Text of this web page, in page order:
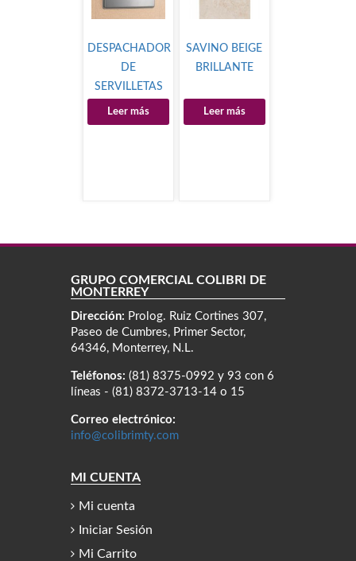
DESPACHADOR
DE
SERVILLETAS
SANITARIAS
Leer más
SAVINO BEIGE
BRILLANTE
Leer más
GRUPO COMERCIAL COLIBRÍ DE
MONTERREY
Dirección: Prolog. Ruiz Cortines 307,
Paseo de Cumbres, Primer Sector,
64346, Monterrey, N.L.
Teléfonos: (81) 8375-0992 y 93 con 6
líneas - (81) 8372-3713-14 o 15
Correo electrónico:
info@colibrimty.com
MI CUENTA
Mi cuenta
Iniciar Sesión
Mi Carrito